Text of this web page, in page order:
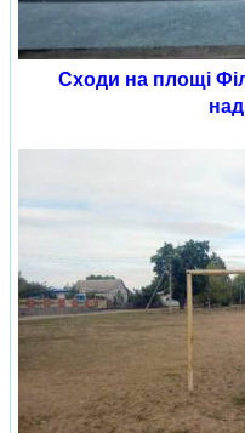
Сходи на площі